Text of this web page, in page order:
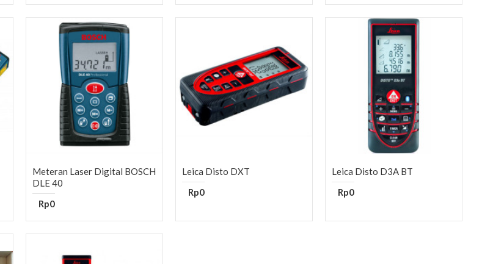
Meteran Laser Digital BOSCH
DLE 40
Rp0
Leica Disto DXT
Rp0
Leica Disto D3A BT
Rp0